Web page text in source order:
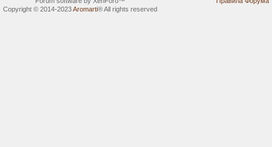
Copyright © 2014-2023Aromarti®All rights reserved